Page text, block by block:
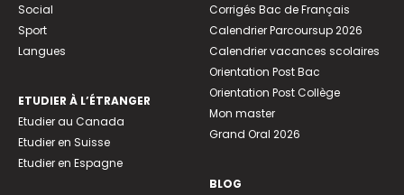
Social
Sport
Langues
ETUDIER À L’ÉTRANGER
Etudier au Canada
Etudier en Suisse
Etudier en Espagne
Corrigés Bac de Français
Calendrier Parcoursup 2026
Calendrier vacances scolaires
Orientation Post Bac
Orientation Post Collège
Mon master
Grand Oral 2026
BLOG